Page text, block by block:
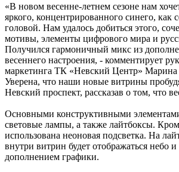
«В новом весенне-летнем сезоне нам
яркого, концентрированного синего, как
головой. Нам удалось добиться этого,
мотивы, элементы цифрового мира и
Получился гармоничный микс из
весеннего настроения, - комментирует
маркетинга ТК «Невский Центр»
Уверена, что наши новые витрины
Невский проспект, рассказав о том, что
Основными конструктивными
световые лампы, а также лайтбоксы.
использована неоновая подсветка. На
внутри витрин будет отображаться небо
дополнением графики.